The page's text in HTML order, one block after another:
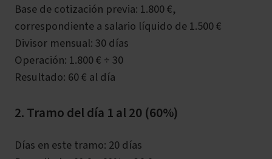
Base de cotización previa: 1.800 €,
correspondiente a salario líquido de 1.500 €
Divisor mensual: 30 días
Operación: 1.800 € ÷ 30
Resultado: 60 € al día
2. Tramo del día 1 al 20 (60%)
Días en este tramo: 20 días